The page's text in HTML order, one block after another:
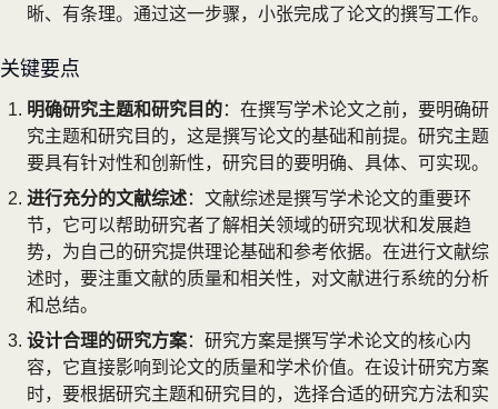
晰、有条理。通过这一步骤，小张完成了论文的撰写工作。
关键要点
明确研究主题和研究目的：在撰写学术论文之前，要明确研
究主题和研究目的，这是撰写论文的基础和前提。研究主题
要具有针对性和创新性，研究目的要明确、具体、可实现。
进行充分的文献综述：文献综述是撰写学术论文的重要环
节，它可以帮助研究者了解相关领域的研究现状和发展趋
势，为自己的研究提供理论基础和参考依据。在进行文献综
述时，要注重文献的质量和相关性，对文献进行系统的分析
和总结。
设计合理的研究方案：研究方案是撰写学术论文的核心内
容，它直接影响到论文的质量和学术价值。在设计研究方案
时，要根据研究主题和研究目的，选择合适的研究方法和实